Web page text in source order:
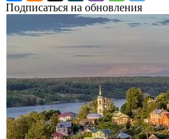
Подписаться на обновления